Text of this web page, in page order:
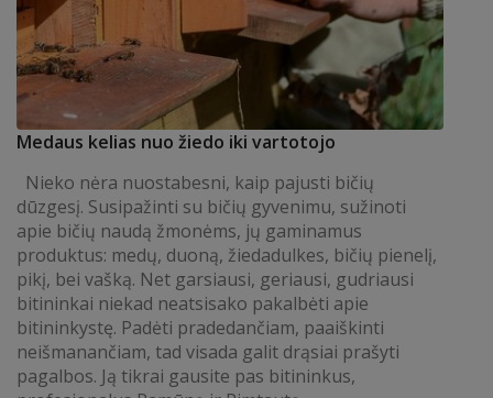
Medaus kelias nuo žiedo iki vartotojo
Nieko nėra nuostabesni, kaip pajusti bičių
dūzgesį. Susipažinti su bičių gyvenimu, sužinoti
apie bičių naudą žmonėms, jų gaminamus
produktus: medų, duoną, žiedadulkes, bičių pienelį,
pikį, bei vašką. Net garsiausi, geriausi, gudriausi
bitininkai niekad neatsisako pakalbėti apie
bitininkystę. Padėti pradedančiam, paaiškinti
neišmanančiam, tad visada galit drąsiai prašyti
pagalbos. Ją tikrai gausite pas bitininkus,